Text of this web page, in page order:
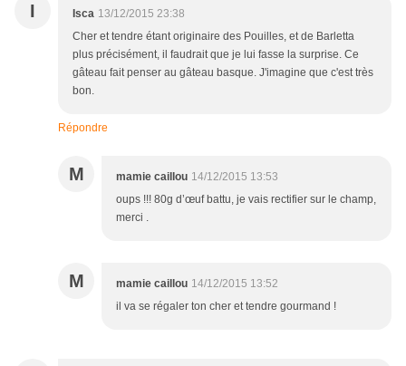
I Isca 13/12/2015 23:38
Cher et tendre étant originaire des Pouilles, et de Barletta
plus précisément, il faudrait que je lui fasse la surprise. Ce
gâteau fait penser au gâteau basque. J'imagine que c'est très
bon.
Répondre
M mamie caillou 14/12/2015 13:53
oups !!! 80g d’œuf battu, je vais rectifier sur le champ,
merci .
M mamie caillou 14/12/2015 13:52
il va se régaler ton cher et tendre gourmand !